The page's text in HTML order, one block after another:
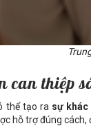
can thiệp
thể tạo ra sự khác
hỗ trợ đúng cách,